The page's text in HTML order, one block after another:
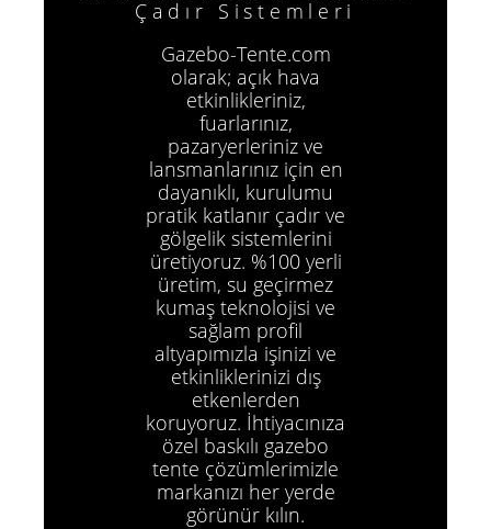
Çadır Sistemleri
Gazebo-Tente.com
olarak; açık hava
etkinlikleriniz,
fuarlarınız,
pazaryerleriniz ve
lansmanlarınız için en
dayanıklı, kurulumu
pratik katlanır çadır ve
gölgelik sistemlerini
üretiyoruz. %100 yerli
üretim, su geçirmez
kumaş teknolojisi ve
sağlam profil
altyapımızla işinizi ve
etkinliklerinizi dış
etkenlerden
koruyoruz. İhtiyacınıza
özel baskılı gazebo
tente çözümlerimizle
markanızı her yerde
görünür kılın.